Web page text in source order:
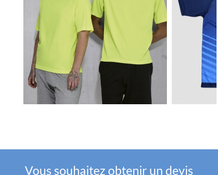
Vous souhaitez obtenir un devis